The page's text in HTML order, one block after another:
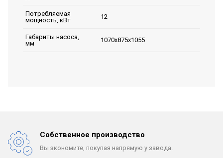
Потребляемая
мощность, кВт
12
Габариты насоса,
мм
1070х875х1055
Собственное производство
Вы экономите, покупая напрямую у завода.